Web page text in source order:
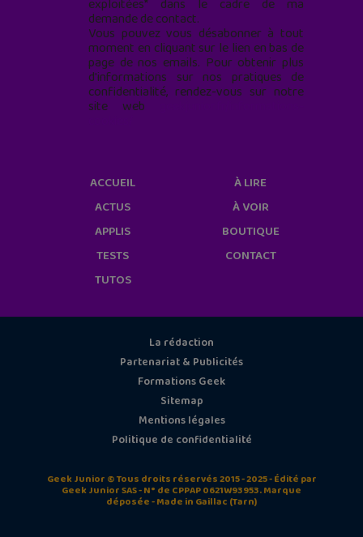
exploitées* dans le cadre de ma
demande de contact.
Vous pouvez vous désabonner à tout
moment en cliquant sur le lien en bas de
page de nos emails. Pour obtenir plus
d'informations sur nos pratiques de
confidentialité, rendez-vous sur notre
site web
ACCUEIL
ACTUS
APPLIS
TESTS
TUTOS
À LIRE
À VOIR
BOUTIQUE
CONTACT
La rédaction
Partenariat & Publicités
Formations Geek
Sitemap
Mentions légales
Politique de confidentialité
Geek Junior © Tous droits réservés 2015 - 2025 - Édité par
Geek Junior SAS - N° de CPPAP 0621W93953. Marque
déposée - Made in Gaillac (Tarn)